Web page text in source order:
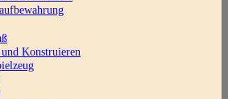
Konstruieren